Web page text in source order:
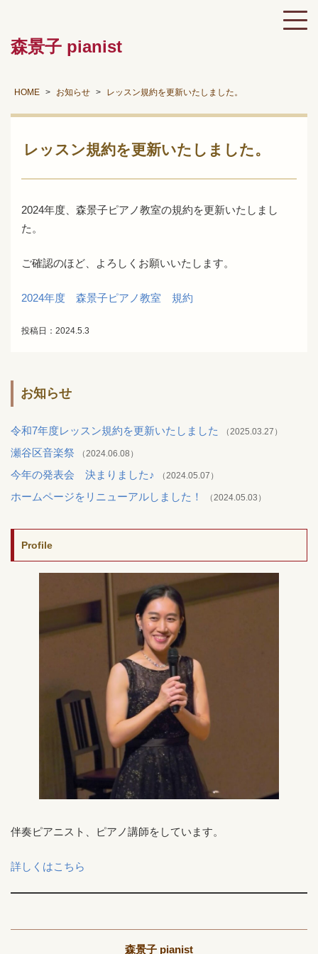
森景子 pianist
HOME お知らせ レッスン規約を更新いたしました。
レッスン規約を更新いたしました。
2024年度、森景子ピアノ教室の規約を更新いたしまし
た。
ご確認のほど、よろしくお願いいたします。
2024年度 森景子ピアノ教室 規約
投稿日：2024.5.3
お知らせ
令和7年度レッスン規約を更新いたしました （2025.03.27）
瀬谷区音楽祭 （2024.06.08）
今年の発表会 決まりました♪ （2024.05.07）
ホームページをリニューアルしました！ （2024.05.03）
Profile
伴奏ピアニスト、ピアノ講師をしています。
詳しくはこちら
森景子 pianist